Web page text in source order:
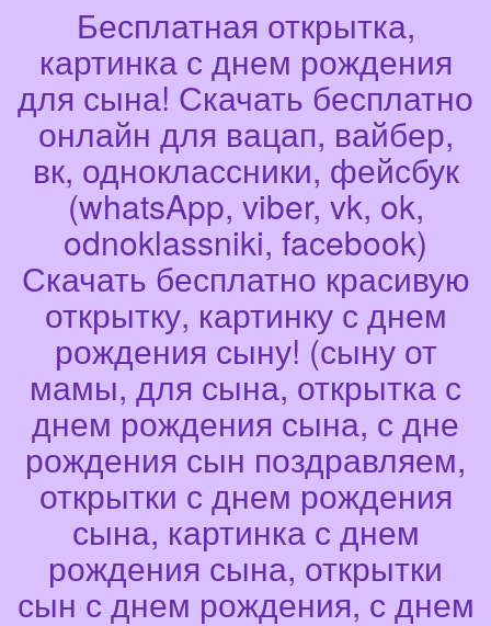
Бесплатная открытка,
картинка с днем рождения
для сына! Скачать бесплатно
онлайн для вацап, вайбер,
вк, одноклассники, фейсбук
(whatsApp, viber, vk, ok,
odnoklassniki, facebook)
Скачать бесплатно красивую
открытку, картинку с днем
рождения сыну! (сыну от
мамы, для сына, открытка с
днем рождения сына, с дне
рождения сын поздравляем,
открытки с днем рождения
сына, картинка с днем
рождения сына, открытки
сын с днем рождения, с днем